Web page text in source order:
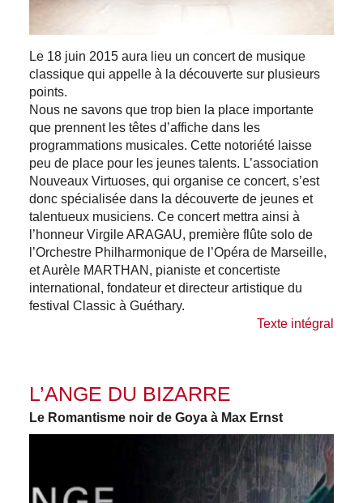
Le 18 juin 2015 aura lieu un concert de musique
classique qui appelle à la découverte sur plusieurs
points.
Nous ne savons que trop bien la place importante
que prennent les têtes d’affiche dans les
programmations musicales. Cette notoriété laisse
peu de place pour les jeunes talents. L’association
Nouveaux Virtuoses, qui organise ce concert, s’est
donc spécialisée dans la découverte de jeunes et
talentueux musiciens. Ce concert mettra ainsi à
l’honneur Virgile ARAGAU, première flûte solo de
l’Orchestre Philharmonique de l’Opéra de Marseille,
et Aurèle MARTHAN, pianiste et concertiste
international, fondateur et directeur artistique du
festival Classic à Guéthary.
Texte intégral
L’ANGE DU BIZARRE
Le Romantisme noir de Goya à Max Ernst